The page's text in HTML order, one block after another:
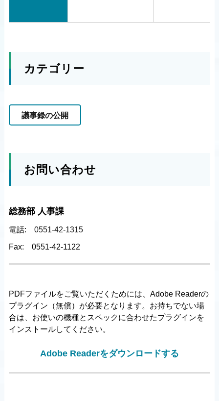
カテゴリー
議事録の公開
お問い合わせ
総務部 人事課
電話: 0551-42-1315
Fax: 0551-42-1122
PDFファイルをご覧いただくためには、Adobe Readerの
プラグイン（無償）が必要となります。お持ちでない場
合は、お使いの機種とスペックに合わせたプラグインを
インストールしてください。
Adobe Readerをダウンロードする